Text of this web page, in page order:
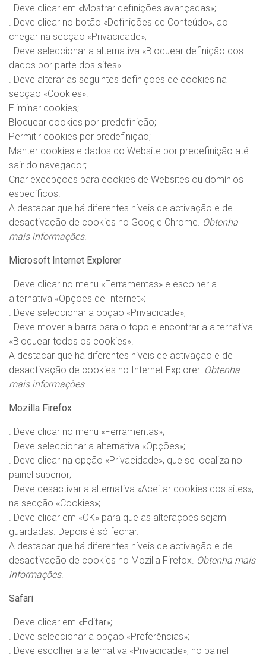
. Deve clicar em «Mostrar definições avançadas»;
. Deve clicar no botão «Definições de Conteúdo», ao
chegar na secção «Privacidade»;
. Deve seleccionar a alternativa «Bloquear definição dos
dados por parte dos sites».
. Deve alterar as seguintes definições de cookies na
secção «Cookies»:
Eliminar cookies;
Bloquear cookies por predefinição;
Permitir cookies por predefinição;
Manter cookies e dados do Website por predefinição até
sair do navegador;
Criar excepções para cookies de Websites ou domínios
específicos.
A destacar que há diferentes níveis de activação e de
desactivação de cookies no Google Chrome. Obtenha
mais informações.
Microsoft Internet Explorer
. Deve clicar no menu «Ferramentas» e escolher a
alternativa «Opções de Internet»;
. Deve seleccionar a opção «Privacidade»;
. Deve mover a barra para o topo e encontrar a alternativa
«Bloquear todos os cookies».
A destacar que há diferentes níveis de activação e de
desactivação de cookies no Internet Explorer. Obtenha
mais informações.
Mozilla Firefox
. Deve clicar no menu «Ferramentas»;
. Deve seleccionar a alternativa «Opções»;
. Deve clicar na opção «Privacidade», que se localiza no
painel superior;
. Deve desactivar a alternativa «Aceitar cookies dos sites»,
na secção «Cookies»;
. Deve clicar em «OK» para que as alterações sejam
guardadas. Depois é só fechar.
A destacar que há diferentes níveis de activação e de
desactivação de cookies no Mozilla Firefox. Obtenha mais
informações.
Safari
. Deve clicar em «Editar»;
. Deve seleccionar a opção «Preferências»;
. Deve escolher a alternativa «Privacidade», no painel